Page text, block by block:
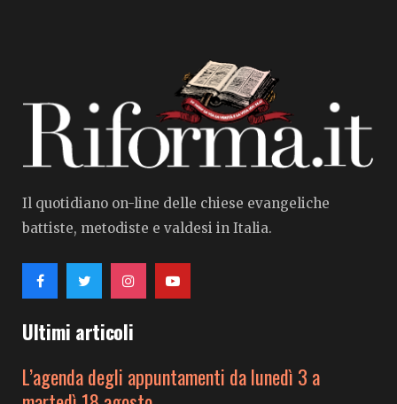
Il quotidiano on-line delle chiese evangeliche
battiste, metodiste e valdesi in Italia.
Ultimi articoli
L’agenda degli appuntamenti da lunedì 3 a